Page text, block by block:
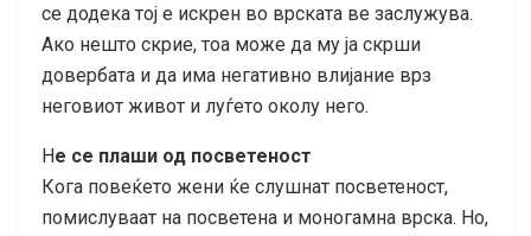
се додека тој е искрен во врската ве заслужува.
Ако нешто скрие, тоа може да му ја скрши
довербата и да има негативно влијание врз
неговиот живот и луѓето околу него.
Не се плаши од посветеност
Кога повеќето жени ќе слушнат посветеност,
помислуваат на посветена и моногамна врска. Но,